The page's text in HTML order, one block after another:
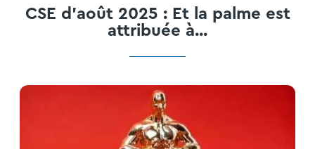
CSE d'août 2025 : Et la palme est
attribuée à...